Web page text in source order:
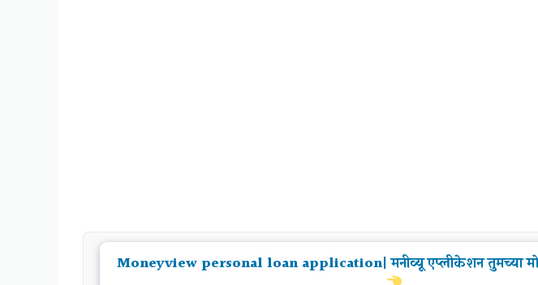
Moneyview personal loan application| मनीव्यू एप्लीकेशन तुमच्या